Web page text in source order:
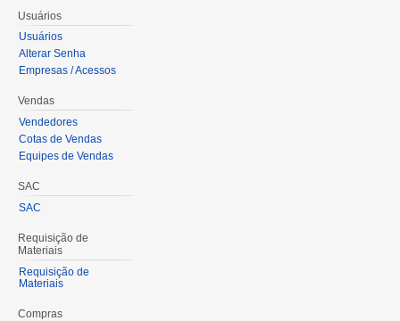
Usuários
Usuários
Alterar Senha
Empresas / Acessos
Vendas
Vendedores
Cotas de Vendas
Equipes de Vendas
SAC
SAC
Requisição de
Materiais
Requisição de
Materiais
Compras